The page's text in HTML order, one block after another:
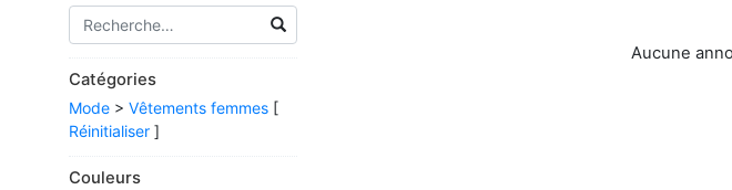
Catégories
Mode > Vêtements femmes [
Réinitialiser ]
Couleurs
Aucune